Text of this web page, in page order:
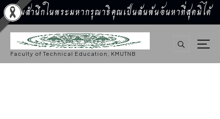
น้อมสำนึกในพระมหากรุณาธิคุณเป็นล้นพ้นอันหาที่สุดมิได้
S
k
o
Faculty of Technical Education, KMUTNB